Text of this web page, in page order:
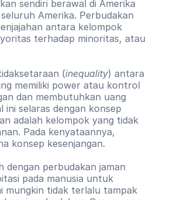
sendiri berawal di Amerika
Amerika. Perbudakan
antara kelompok
terhadap minoritas, atau
(inequality) antara
memiliki power atau kontrol
dan membutuhkan uang
selaras dengan konsep
adalah kelompok yang tidak
Pada kenyataannya,
konsep kesenjangan.
dengan perbudakan jaman
pada manusia untuk
mungkin tidak terlalu tampak